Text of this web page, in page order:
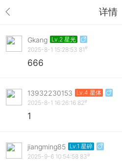
详情
Gkang Lv.2 星光
2025-8-1 15:28:53 81#
666
13932230153
Lv.4 星体
2025-8-1 16:26:16 82#
1
jiangming85 Lv.1 星碎
2025-9-6 10:54:58 83#